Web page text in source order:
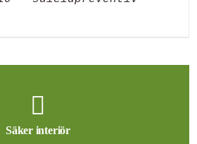
Säker interiör